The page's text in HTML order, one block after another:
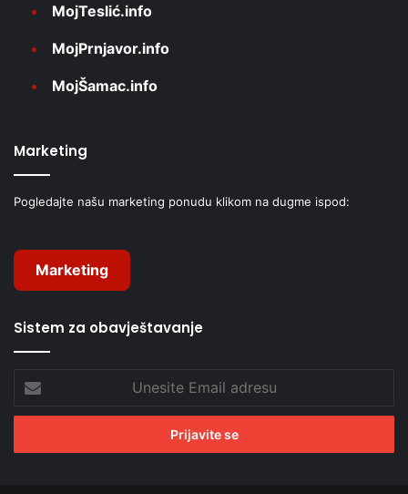
MojTeslić.info
MojPrnjavor.info
MojŠamac.info
Marketing
Pogledajte našu marketing ponudu klikom na dugme ispod:
Marketing
Sistem za obavještavanje
Email
adresu